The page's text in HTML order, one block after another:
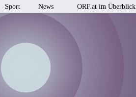
Sport News ORF.at im Überblick